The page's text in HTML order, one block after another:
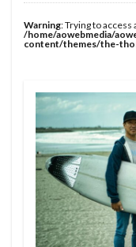
Warning: Trying to
/home/aowebmedia/
content/themes/the-
Rockdance
Transistor Brand
US Open
WARNER
WSL
Y.U
イザベラ・ニコラス
エアー
オリン